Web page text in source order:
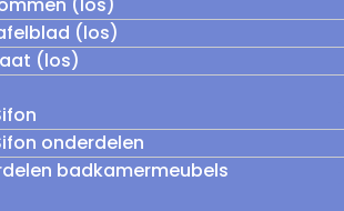
(los)
(los)
onderdelen
badkamermeubels